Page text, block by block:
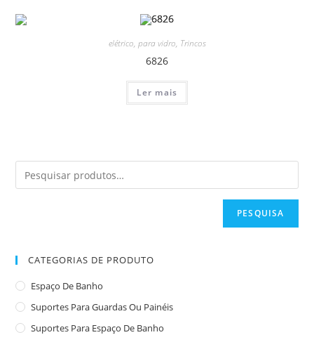
elétrico, para vidro, Trincos
6826
Ler mais
PESQUISA
CATEGORIAS DE PRODUTO
Espaço De Banho
Suportes Para Guardas Ou Painéis
Suportes Para Espaço De Banho